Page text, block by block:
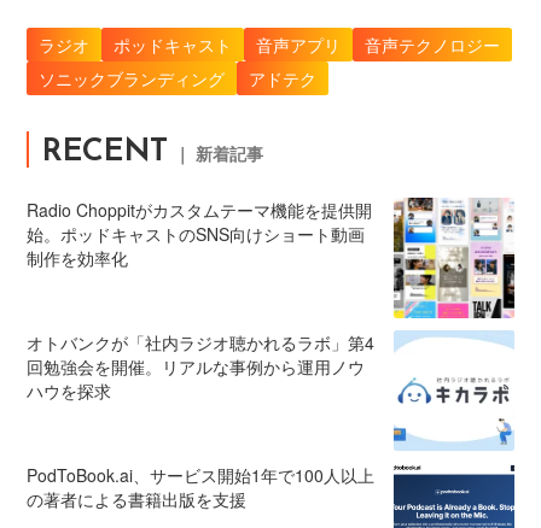
ラジオ ポッドキャスト 音声アプリ
音声テクノロジー
ソニックブランディング
アドテク
RECENT ｜ 新着記事
Radio Choppitがカスタムテーマ機能を提供開
始。ポッドキャストのSNS向けショート動画
制作を効率化
オトバンクが「社内ラジオ聴かれるラボ」第4
回勉強会を開催。リアルな事例から運用ノウ
ハウを探求
PodToBook.ai、サービス開始1年で100人以上
の著者による書籍出版を支援